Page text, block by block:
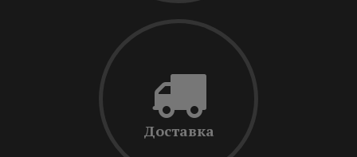
Доставка